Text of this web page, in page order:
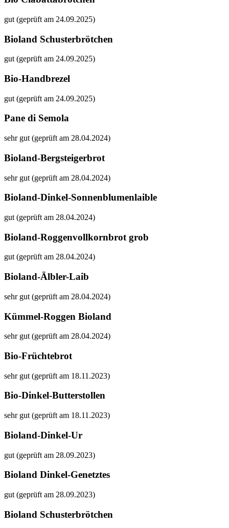
gut (geprüft am 24.09.2025)
Bioland Schusterbrötchen
gut (geprüft am 24.09.2025)
Bio-Handbrezel
gut (geprüft am 24.09.2025)
Pane di Semola
sehr gut (geprüft am 28.04.2024)
Bioland-Bergsteigerbrot
sehr gut (geprüft am 28.04.2024)
Bioland-Dinkel-Sonnenblumenlaible
gut (geprüft am 28.04.2024)
Bioland-Roggenvollkornbrot grob
gut (geprüft am 28.04.2024)
Bioland-Älbler-Laib
sehr gut (geprüft am 28.04.2024)
Kümmel-Roggen Bioland
sehr gut (geprüft am 28.04.2024)
Bio-Früchtebrot
sehr gut (geprüft am 18.11.2023)
Bio-Dinkel-Butterstollen
sehr gut (geprüft am 18.11.2023)
Bioland-Dinkel-Ur
gut (geprüft am 28.09.2023)
Bioland Dinkel-Genetztes
gut (geprüft am 28.09.2023)
Bioland Schusterbrötchen